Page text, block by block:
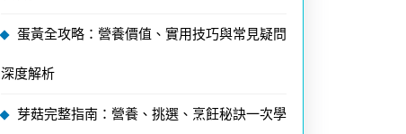
蛋黃全攻略：營養價值、實用技巧與常見疑問
深度解析
芽菇完整指南：營養、挑選、烹飪秘訣一次學